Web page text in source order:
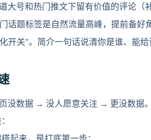
大号和热门推文下留有价值的评论（
话题标签是自然流量高峰，提前备好
开关"。简介一句话说清你是谁、能给
没数据 → 没人愿意关注 → 更没数据